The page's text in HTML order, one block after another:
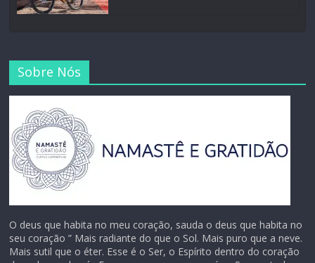
Sobre Nós
O deus que habita no meu coração, sauda o deus que habita no
seu coração ” Mais radiante do que o Sol. Mais puro que a neve.
Mais sutil que o éter. Esse é o Ser, o Espírito dentro do coração